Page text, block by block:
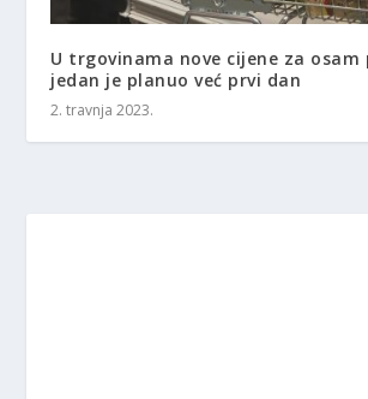
U trgovinama nove cijene za osam
jedan je planuo već prvi dan
2. travnja 2023.